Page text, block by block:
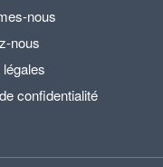
nous
nous
confidentialité